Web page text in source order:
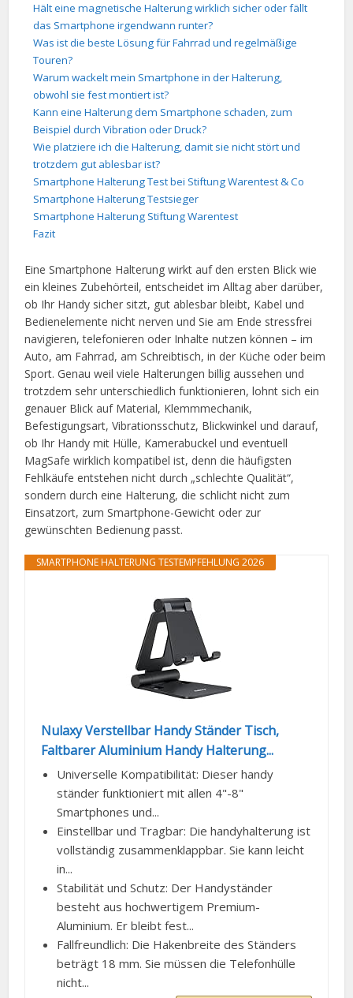
Hält eine magnetische Halterung wirklich sicher oder fällt
das Smartphone irgendwann runter?
Was ist die beste Lösung für Fahrrad und regelmäßige
Touren?
Warum wackelt mein Smartphone in der Halterung,
obwohl sie fest montiert ist?
Kann eine Halterung dem Smartphone schaden, zum
Beispiel durch Vibration oder Druck?
Wie platziere ich die Halterung, damit sie nicht stört und
trotzdem gut ablesbar ist?
Smartphone Halterung Test bei Stiftung Warentest & Co
Smartphone Halterung Testsieger
Smartphone Halterung Stiftung Warentest
Fazit
Eine Smartphone Halterung wirkt auf den ersten Blick wie
ein kleines Zubehörteil, entscheidet im Alltag aber darüber,
ob Ihr Handy sicher sitzt, gut ablesbar bleibt, Kabel und
Bedienelemente nicht nerven und Sie am Ende stressfrei
navigieren, telefonieren oder Inhalte nutzen können – im
Auto, am Fahrrad, am Schreibtisch, in der Küche oder beim
Sport. Genau weil viele Halterungen billig aussehen und
trotzdem sehr unterschiedlich funktionieren, lohnt sich ein
genauer Blick auf Material, Klemmmechanik,
Befestigungsart, Vibrationsschutz, Blickwinkel und darauf,
ob Ihr Handy mit Hülle, Kamerabuckel und eventuell
MagSafe wirklich kompatibel ist, denn die häufigsten
Fehlkäufe entstehen nicht durch „schlechte Qualität“,
sondern durch eine Halterung, die schlicht nicht zum
Einsatzort, zum Smartphone-Gewicht oder zur
gewünschten Bedienung passt.
SMARTPHONE HALTERUNG TESTEMPFEHLUNG 2026
Nulaxy Verstellbar Handy Ständer Tisch,
Faltbarer Aluminium Handy Halterung...
Universelle Kompatibilität: Dieser handy
ständer funktioniert mit allen 4"-8"
Smartphones und...
Einstellbar und Tragbar: Die handyhalterung ist
vollständig zusammenklappbar. Sie kann leicht
in...
Stabilität und Schutz: Der Handyständer
besteht aus hochwertigem Premium-
Aluminium. Er bleibt fest...
Fallfreundlich: Die Hakenbreite des Ständers
beträgt 18 mm. Sie müssen die Telefonhülle
nicht...